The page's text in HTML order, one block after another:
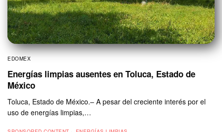
EDOMEX
Energías limpias ausentes en Toluca, Estado de
México
Toluca, Estado de México.– A pesar del creciente interés por el
uso de energías limpias,…